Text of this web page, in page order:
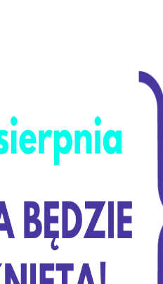
one stanowią
śmiało weszli w mury
w Toruniu i poznali nowe
książek
[…]